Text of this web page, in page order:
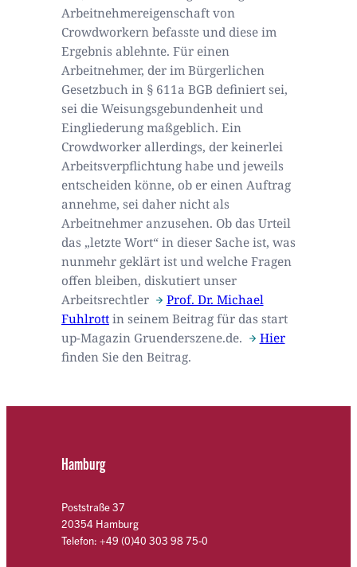
Arbeitnehmereigenschaft von
Crowdworkern befasste und diese im
Ergebnis ablehnte. Für einen
Arbeitnehmer, der im Bürgerlichen
Gesetzbuch in § 611a BGB definiert sei,
sei die Weisungsgebundenheit und
Eingliederung maßgeblich. Ein
Crowdworker allerdings, der keinerlei
Arbeitsverpflichtung habe und jeweils
entscheiden könne, ob er einen Auftrag
annehme, sei daher nicht als
Arbeitnehmer anzusehen. Ob das Urteil
das „letzte Wort“ in dieser Sache ist, was
nunmehr geklärt ist und welche Fragen
offen bleiben, diskutiert unser
Arbeitsrechtler
Prof. Dr. Michael
Fuhlrottin seinem Beitrag für das start
up-Magazin Gruenderszene.de.
Hier
finden Sie den Beitrag.
Hamburg
Poststraße 37
20354 Hamburg
Telefon: +49 (0)40 303 98 75-0